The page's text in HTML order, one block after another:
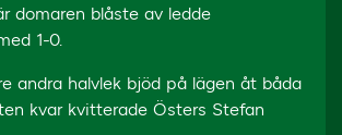
domaren blåste av ledde
1-0.
andra halvlek bjöd på lägen åt båda
kvar kvitterade Östers Stefan